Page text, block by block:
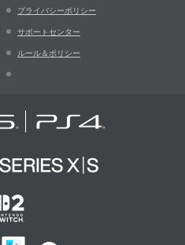
プライバシーポリシー
サポートセンター
ルール＆ポリシー